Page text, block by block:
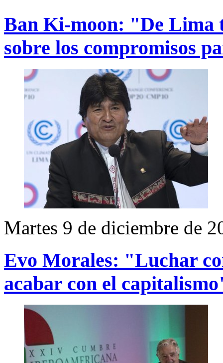
Ban Ki-moon: "De Lima
sobre los compromisos
Martes 9 de diciembre de
Evo Morales: "Luchar
acabar con el